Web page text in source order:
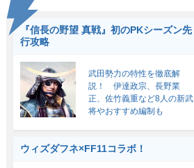
『信長の野望 真戦』初のPKシーズン先
行攻略
武田勢力の特性を徹底解
説！ 伊達政宗、長野業
正、佐竹義重など8人の新武
将やおすすめ編制も
ウィズダフネ×FF11コラボ！